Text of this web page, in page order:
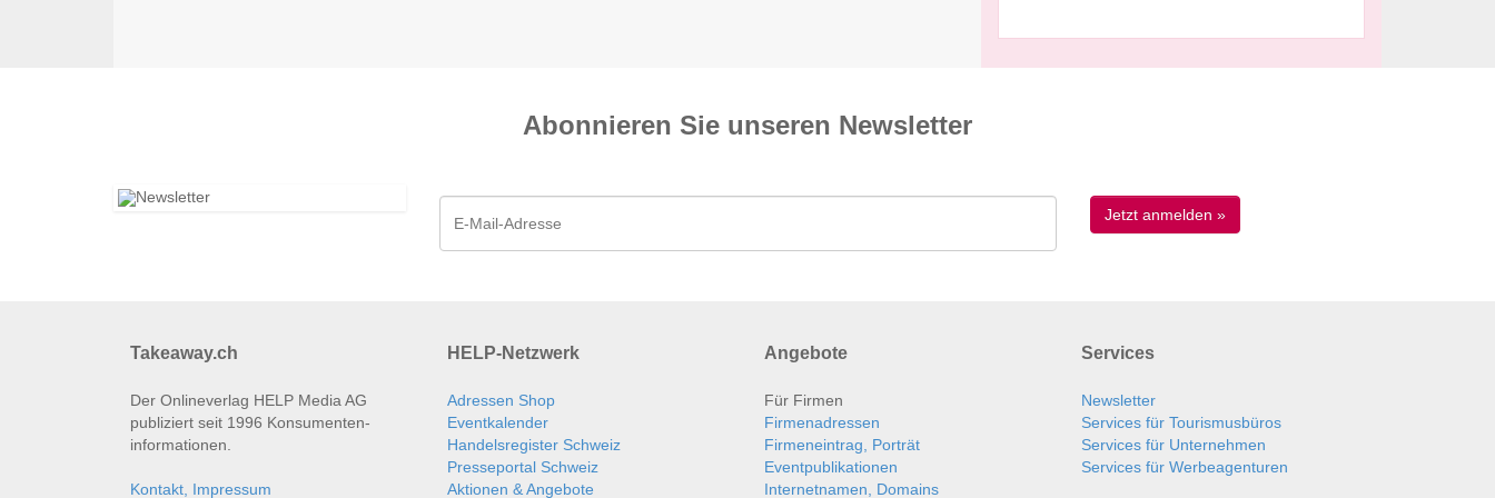
Abonnieren Sie unseren News­letter
Takeaway.ch
Der Onlineverlag HELP Media AG
publiziert seit 1996 Konsumenten­
informationen.
Kontakt, Impressum
HELP-Netzwerk
Adressen Shop
Eventkalender
Handelsregister Schweiz
Presseportal Schweiz
Aktionen & Angebote
Angebote
Für Firmen
Firmenadressen
Firmeneintrag, Porträt
Eventpublikationen
Internetnamen, Domains
Services
Newsletter
Services für Tourismusbüros
Services für Unternehmen
Services für Werbeagenturen